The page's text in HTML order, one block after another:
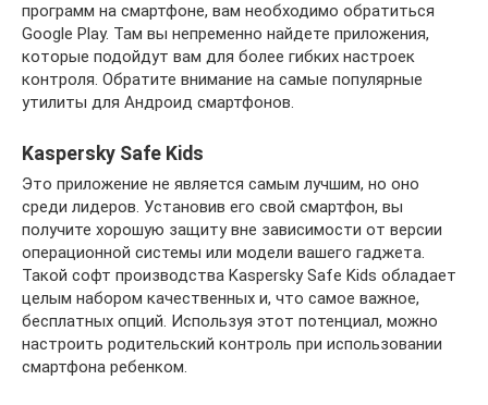
программ на смартфоне, вам необходимо обратиться
Google Play. Там вы непременно найдете приложения,
которые подойдут вам для более гибких настроек
контроля. Обратите внимание на самые популярные
утилиты для Андроид смартфонов.
Kaspersky Safe Kids
Это приложение не является самым лучшим, но оно
среди лидеров. Установив его свой смартфон, вы
получите хорошую защиту вне зависимости от версии
операционной системы или модели вашего гаджета.
Такой софт производства Kaspersky Safe Kids обладает
целым набором качественных и, что самое важное,
бесплатных опций. Используя этот потенциал, можно
настроить родительский контроль при использовании
смартфона ребенком.